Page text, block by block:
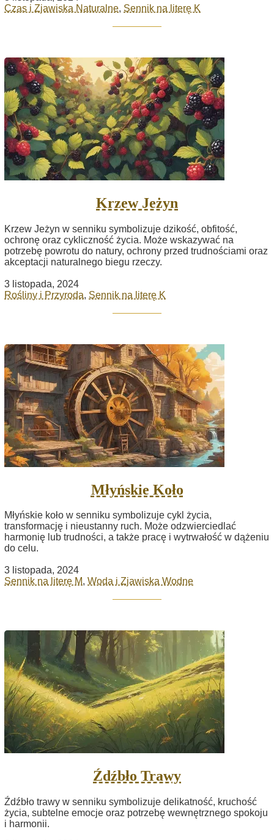
Czas i Zjawiska Naturalne, Sennik na literę K
Krzew Jeżyn
Krzew Jeżyn w senniku symbolizuje dzikość, obfitość,
ochronę oraz cykliczność życia. Może wskazywać na
potrzebę powrotu do natury, ochrony przed trudnościami oraz
akceptacji naturalnego biegu rzeczy.
3 listopada, 2024
Rośliny i Przyroda, Sennik na literę K
Młyńskie Koło
Młyńskie koło w senniku symbolizuje cykl życia,
transformację i nieustanny ruch. Może odzwierciedlać
harmonię lub trudności, a także pracę i wytrwałość w dążeniu
do celu.
3 listopada, 2024
Sennik na literę M, Woda i Zjawiska Wodne
Źdźbło Trawy
Źdźbło trawy w senniku symbolizuje delikatność, kruchość
życia, subtelne emocje oraz potrzebę wewnętrznego spokoju
i harmonii.